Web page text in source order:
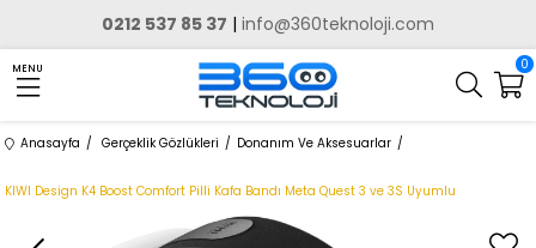
0212 537 85 37 | info@360teknoloji.com
MENU 0
Anasayfa Gerçeklik Gözlükleri Donanım Ve Aksesuarlar
KIWI Design K4 Boost Comfort Pilli Kafa Bandı Meta Quest 3 ve 3S Uyumlu